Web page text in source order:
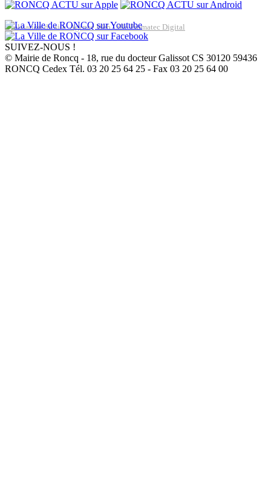
Réalisation du site: Agence Web Lille Promatec Digital
SUIVEZ-NOUS !
© Mairie de Roncq - 18, rue du docteur Galissot CS 30120 59436
RONCQ Cedex Tél. 03 20 25 64 25 - Fax 03 20 25 64 00